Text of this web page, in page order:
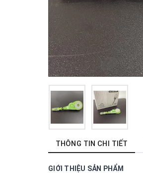
THÔNG TIN CHI TIẾT
GIỚI THIỆU SẢN PHẨM